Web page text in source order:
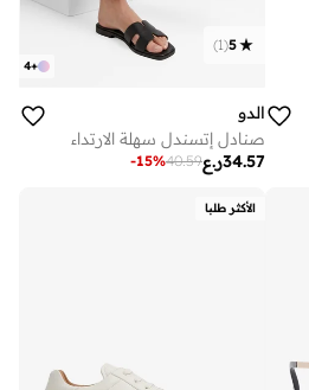
+
4
5
(
1
)
الدو
صنادل إتسندل سهلة الارتداء
ر.ع34.57
40.59
-15%
الأكثر طلبا